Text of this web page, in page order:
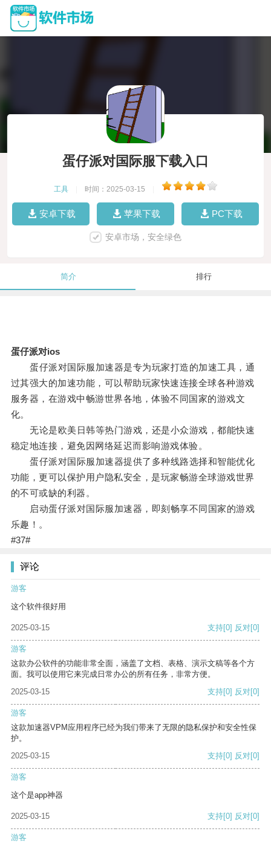
蛋仔派对国际服下载入口
工具 时间：2025-03-15
安卓下载 苹果下载 PC下载
安卓市场，安全绿色
简介 排行
蛋仔派对ios
蛋仔派对国际服加速器是专为玩家打造的加速工具，通
过其强大的加速功能，可以帮助玩家快速连接全球各种游戏
服务器，在游戏中畅游世界各地，体验不同国家的游戏文
化。
无论是欧美日韩等热门游戏，还是小众游戏，都能快速
稳定地连接，避免因网络延迟而影响游戏体验。
蛋仔派对国际服加速器提供了多种线路选择和智能优化
功能，更可以保护用户隐私安全，是玩家畅游全球游戏世界
的不可或缺的利器。
启动蛋仔派对国际服加速器，即刻畅享不同国家的游戏
乐趣！。
#37#
评论
游客
这个软件很好用
2025-03-15 支持[0] 反对[0]
游客
这款办公软件的功能非常全面，涵盖了文档、表格、演示文稿等各个方
面。我可以使用它来完成日常办公的所有任务，非常方便。
2025-03-15
支持[0] 反对[0]
游客
这款加速器VPM应用程序已经为我们带来了无限的隐私保护和安全性保
护。
2025-03-15
支持[0] 反对[0]
游客
这个是app神器
2025-03-15 支持[0] 反对[0]
游客